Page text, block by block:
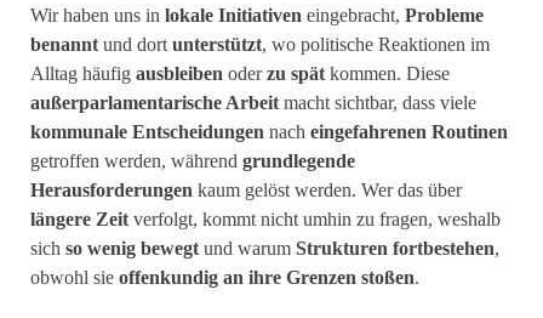
Wir haben uns in lokale Initiativen eingebracht, Probleme
benannt und dort unterstützt, wo politische Reaktionen im
Alltag häufig ausbleiben oderzu spät kommen. Diese
außerparlamentarische Arbeit macht sichtbar, dass viele
kommunale Entscheidungen nach eingefahrenen Routinen
getroffen werden, während grundlegende
Herausforderungen kaum gelöst werden. Wer das über
längere Zeit verfolgt, kommt nicht umhin zu fragen, weshalb
sich so wenig bewegt und warum Strukturen fortbestehen,
obwohl sie offenkundig an ihre Grenzen stoßen.